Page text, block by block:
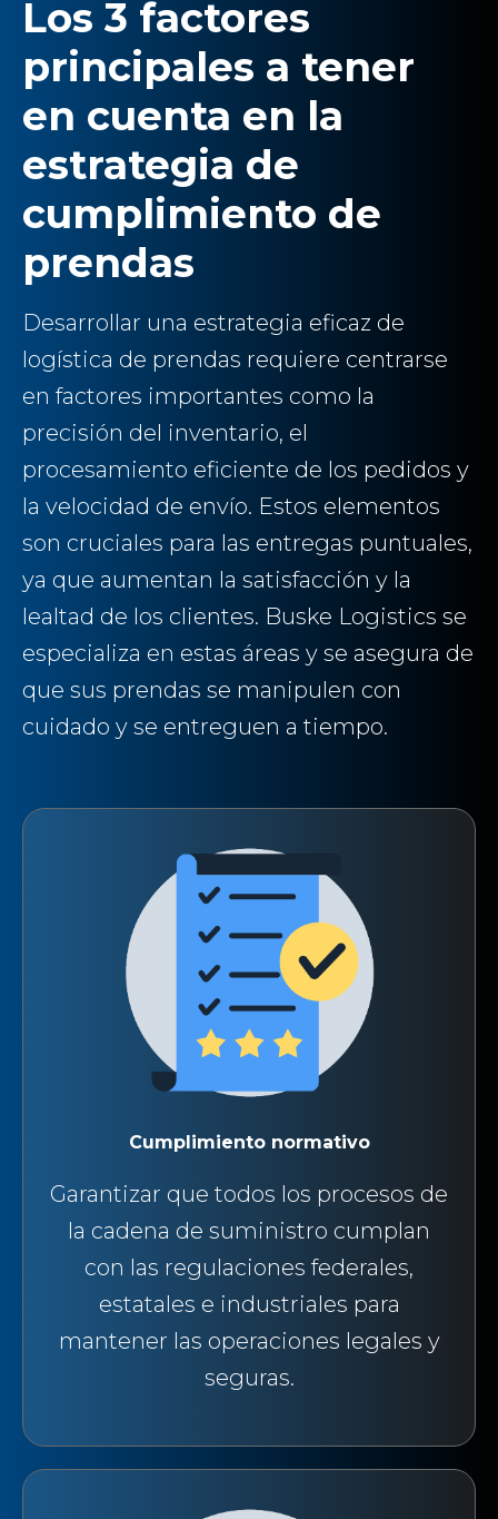
Los 3 factores
principales a tener
en cuenta en la
estrategia de
cumplimiento de
prendas
Desarrollar una estrategia eficaz de
logística de prendas requiere centrarse
en factores importantes como la
precisión del inventario, el
procesamiento eficiente de los pedidos y
la velocidad de envío. Estos elementos
son cruciales para las entregas puntuales,
ya que aumentan la satisfacción y la
lealtad de los clientes. Buske Logistics se
especializa en estas áreas y se asegura de
que sus prendas se manipulen con
cuidado y se entreguen a tiempo.
Cumplimiento normativo
Garantizar que todos los procesos de
la cadena de suministro cumplan
con las regulaciones federales,
estatales e industriales para
mantener las operaciones legales y
seguras.